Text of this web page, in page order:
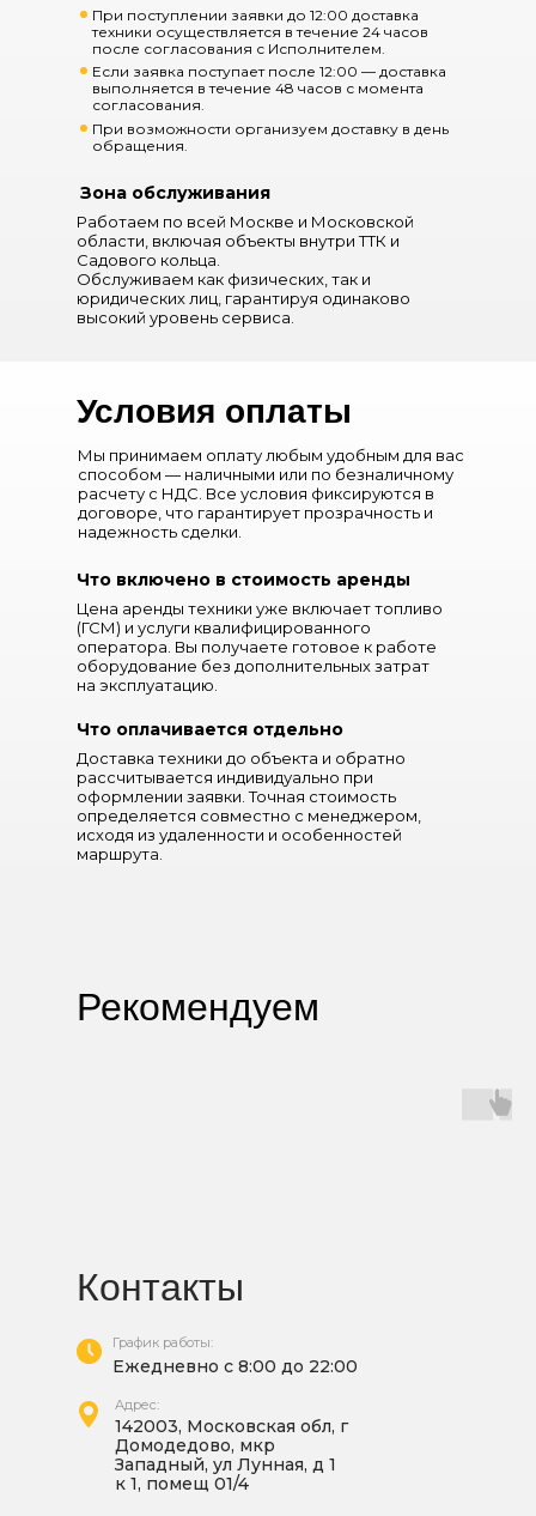
труднопроходимые участки, а выносные
опоры гарантируют устойчивость при
работе с грузами на высоте. Кабина с
обзорностью повышает комфорт и
производительность работы оператора.
Автокран-вездеход КАМАЗ-43118 отличается
универсальностью, долговечностью и
технику оптимальным выбором для
строительных, монтажных и промышленных
компаний, которым необходима мобильная и
производительная машина для сложных
задач.
Зона обслуживания
Работаем по всей Москве и Московской
области, включая объекты внутри ТТК и
Садового кольца.
Обслуживаем как физических, так и
юридических лиц, гарантируя одинаково
высокий уровень сервиса.
При возможности организуем доставку в день
обращения.
Если заявка поступает после 12:00 — доставка
выполняется в течение 48 часов с момента
согласования.
При поступлении заявки до 12:00 доставка
техники осуществляется в течение 24 часов
после согласования с Исполнителем.
Условия оплаты
Мы принимаем оплату любым удобным для вас
способом — наличными или по безналичному
расчету с НДС. Все условия фиксируются в
договоре, что гарантирует прозрачность и
надежность сделки.
Цена аренды техники уже включает топливо
(ГСМ) и услуги квалифицированного
оператора. Вы получаете готовое к работе
оборудование без дополнительных затрат
на эксплуатацию.
Что включено в стоимость аренды
Доставка техники до объекта и обратно
рассчитывается индивидуально при
оформлении заявки. Точная стоимость
определяется совместно с менеджером,
исходя из удаленности и особенностей
маршрута.
Что оплачивается отдельно
Рекомендуем
Контакты
Адрес:
142003, Московская обл, г
Домодедово, мкр
Западный, ул Лунная, д 1
к 1, помещ 01/4
График работы:
Ежедневно с 8:00 до 22:00